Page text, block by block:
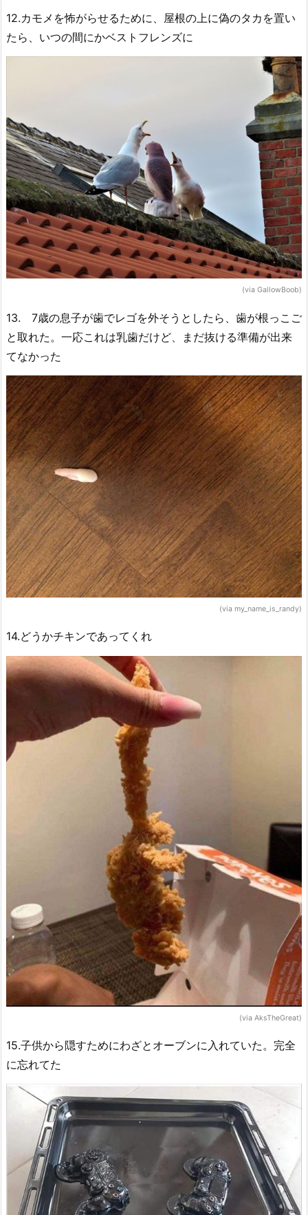
12.カモメを怖がらせるために、屋根の上に偽のタカを置い
たら、いつの間にかベストフレンズに
(via GallowBoob)
13. 7歳の息子が歯でレゴを外そうとしたら、歯が根っこご
と取れた。一応これは乳歯だけど、まだ抜ける準備が出来
てなかった
(via my_name_is_randy)
14.どうかチキンであってくれ
(via AksTheGreat)
15.子供から隠すためにわざとオーブンに入れていた。完全
に忘れてた